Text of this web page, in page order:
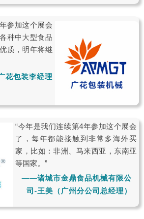
参加这个展会
种中大型食品
质，明年将继
包装李经理
“今年是我们连续第4年参加这个展会
了，每年都能接触到非常多海外买
家，比如：非洲、马来西亚，东南亚
等国家。”
——诸城市金鼎食品机械有限公
司-王美（广州分公司总经理）